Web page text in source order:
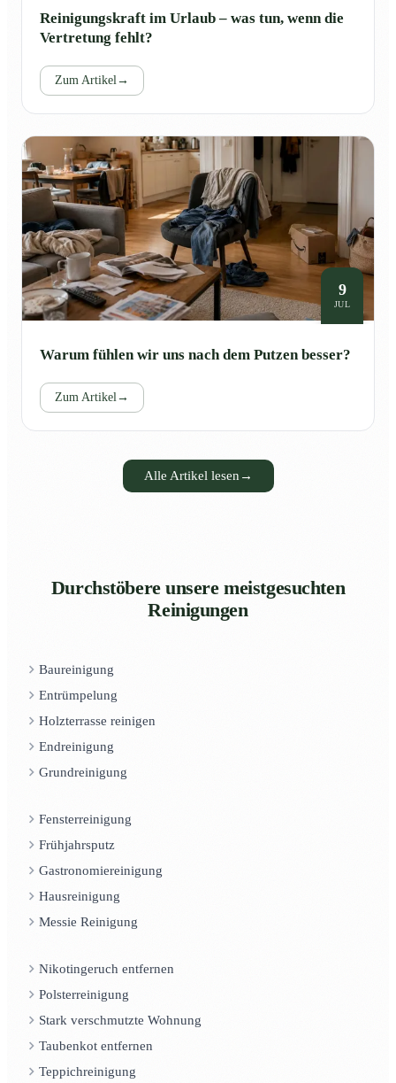
Reinigungskraft im Urlaub – was tun, wenn die
Vertretung fehlt?
Zum Artikel →
9
JUL
Warum fühlen wir uns nach dem Putzen besser?
Zum Artikel →
Alle Artikel lesen →
Durchstöbere unsere meistgesuchten
Reinigungen
Baureinigung
Entrümpelung
Holzterrasse reinigen
Endreinigung
Grundreinigung
Fensterreinigung
Frühjahrsputz
Gastronomiereinigung
Hausreinigung
Messie Reinigung
Nikotingeruch entfernen
Polsterreinigung
Stark verschmutzte Wohnung
Taubenkot entfernen
Teppichreinigung